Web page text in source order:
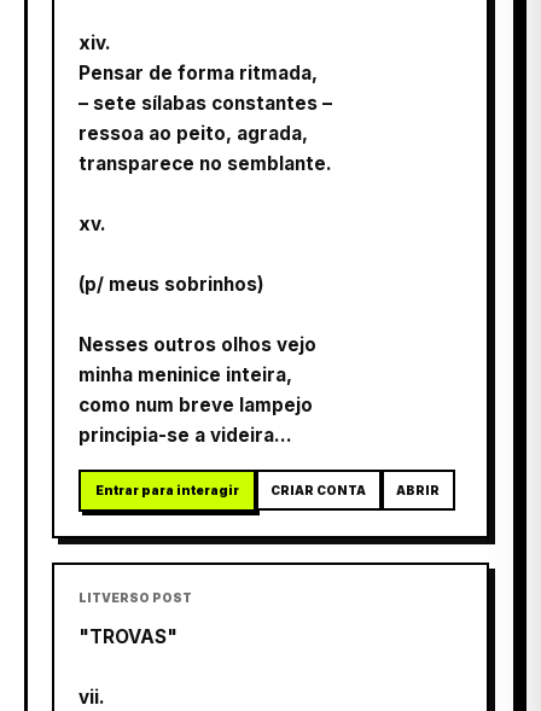
xiv.
Pensar de forma ritmada,
– sete sílabas constantes –
ressoa ao peito, agrada,
transparece no semblante.
xv.
(p/ meus sobrinhos)
Nesses outros olhos vejo
minha meninice inteira,
como num breve lampejo
principia-se a videira...
Entrar para interagir CRIAR CONTA ABRIR
LITVERSO POST
"TROVAS"
vii.